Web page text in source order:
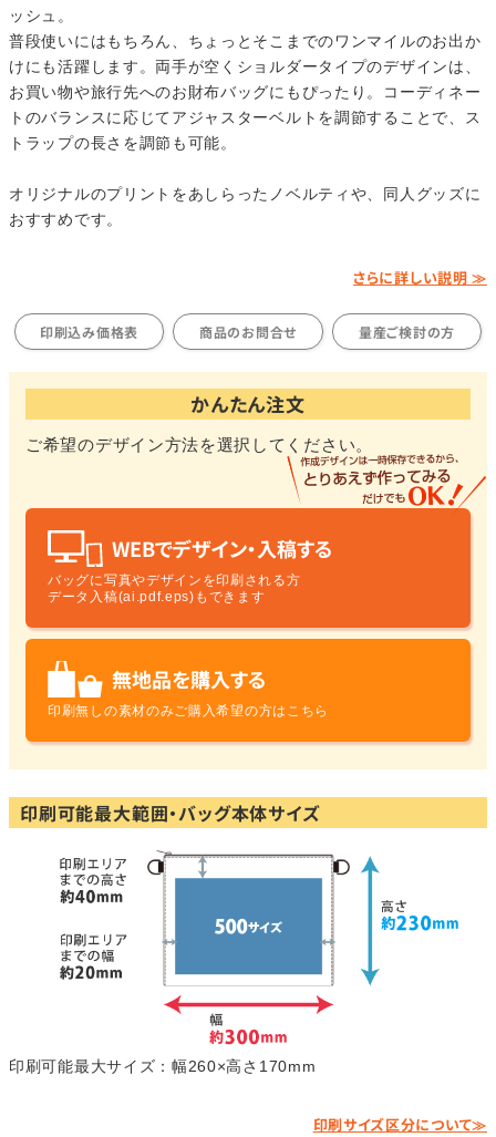
かんたん注文
ご希望のデザイン方法を選択してください。
WEBでデザイン・入稿する
バッグに写真やデザインを印刷される方
データ入稿(ai.pdf.eps)もできます
無地品を購入する
印刷無しの素材のみご購入希望の方はこちら
印刷込み価格表 商品のお問合せ 量産ご検討の方
ッシュ。
普段使いにはもちろん、ちょっとそこまでのワンマイルのお出か
けにも活躍します。両手が空くショルダータイプのデザインは、
お買い物や旅行先へのお財布バッグにもぴったり。コーディネー
トのバランスに応じてアジャスターベルトを調節することで、ス
トラップの長さを調節も可能。
オリジナルのプリントをあしらったノベルティや、同人グッズに
おすすめです。
さらに詳しい説明 ≫
印刷可能最大範囲・バッグ本体サイズ
印刷可能最大サイズ：幅260×高さ170mm
印刷サイズ区分について≫